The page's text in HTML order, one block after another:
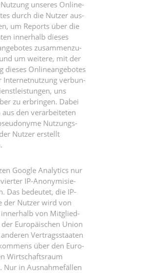
unse­res Online­
durch die Nut­zer aus­
um Reports über die
inner­halb die­ses
zusam­men­zu­
um wei­te­re, mit der
die­ses Online­an­ge­bo­tes
Inter­net­nut­zung ver­bun­
uns
zu erbrin­gen. Dabei
aus den ver­ar­bei­te­ten
Nut­zungs­
Nut­zer erstellt
Goog­le Ana­ly­tics nur
IP-Anony­mi­sie­
Das bedeu­tet, die IP-
der Nut­zer wird von
inner­halb von Mit­glied­
Euro­päi­schen Uni­on
Ver­trags­staa­ten
über den Euro­
Wirt­schafts­raum
Nur in Aus­nah­me­fäl­len